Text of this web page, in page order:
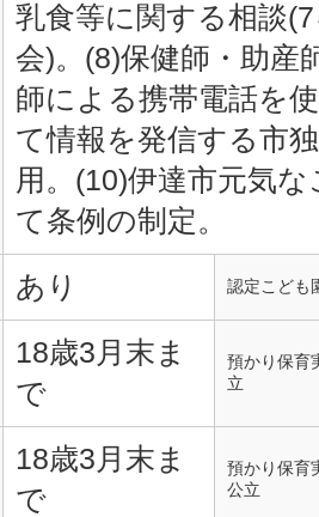
乳食等に関する相談
会)。(8)保健師・助産
師による携帯電話を
て情報を発信する市
用。(10)伊達市元気
て条例の制定。
あり 認定こども
18歳3月末ま
で
預かり保育
立
18歳3月末ま
で
預かり保育
公立